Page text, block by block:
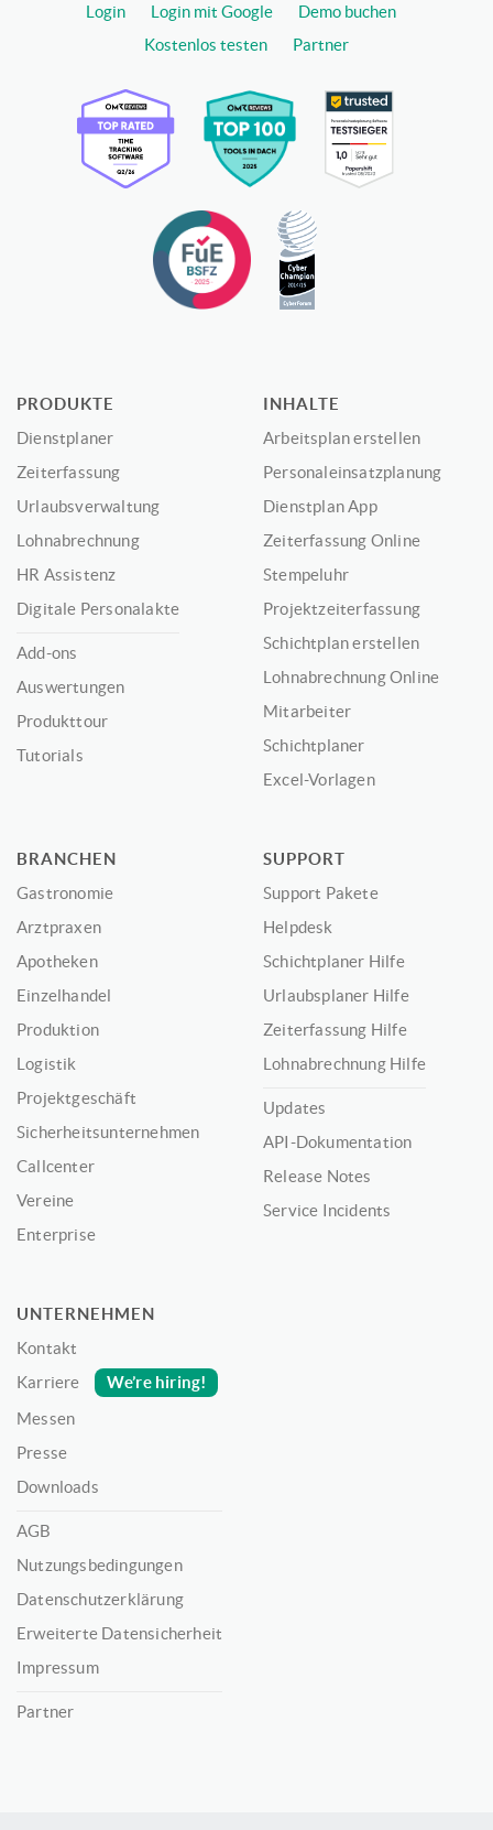
Login Login mit Google
Demo buchen
Kostenlos testen
Partner
PRODUKTE
Dienstplaner
Zeiterfassung
Urlaubsverwaltung
Lohnabrechnung
HR Assistenz
Digitale Personalakte
Add-ons
Auswertungen
Produkttour
Tutorials
INHALTE
Arbeitsplan erstellen
Personaleinsatzplanung
Dienstplan App
Zeiterfassung Online
Stempeluhr
Projektzeiterfassung
Schichtplan erstellen
Lohnabrechnung Online
Mitarbeiter
Schichtplaner
Excel-Vorlagen
BRANCHEN
Gastronomie
Arztpraxen
Apotheken
Einzelhandel
Produktion
Logistik
Projektgeschäft
Sicherheitsunternehmen
Callcenter
Vereine
Enterprise
SUPPORT
Support Pakete
Helpdesk
Schichtplaner Hilfe
Urlaubsplaner Hilfe
Zeiterfassung Hilfe
Lohnabrechnung Hilfe
Updates
API-Dokumentation
Release Notes
Service Incidents
UNTERNEHMEN
Kontakt
Karriere
We’re hiring!
Messen
Presse
Downloads
AGB
Nutzungsbedingungen
Datenschutzerklärung
Erweiterte Datensicherheit
Impressum
Partner